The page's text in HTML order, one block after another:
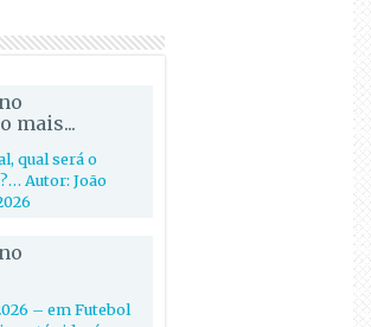
mais...
qual será o
Autor: João
– em Futebol